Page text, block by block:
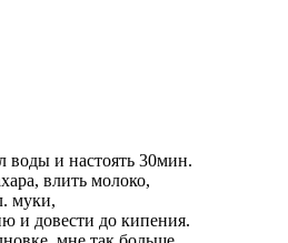
воды и настоять 30мин.
влить молоко,
муки,
и довести до кипения.